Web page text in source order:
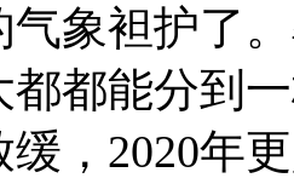
气象袒护了
都都能分到
缓，2020年